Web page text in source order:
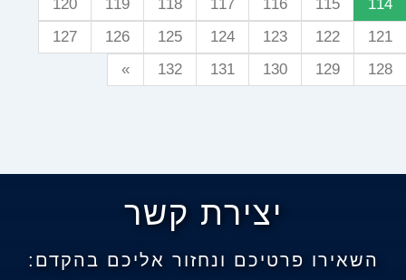
114
115
116
117
118
119
120
121
122
123
124
125
126
127
128
129
130
131
132
»
יצירת קשר
השאירו פרטיכם ונחזור אליכם בהקדם: